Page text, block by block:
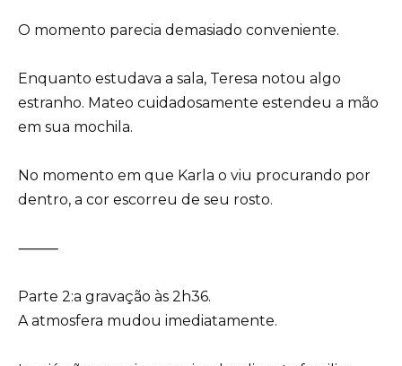
O momento parecia demasiado conveniente.
Enquanto estudava a sala, Teresa notou algo
estranho. Mateo cuidadosamente estendeu a mão
em sua mochila.
No momento em que Karla o viu procurando por
dentro, a cor escorreu de seu rosto.
⸻
Parte 2:a gravação às 2h36.
A atmosfera mudou imediatamente.